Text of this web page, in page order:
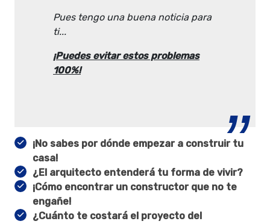
Pues tengo una buena noticia para
ti...
¡Puedes evitar estos problemas
100%!
¡No sabes por dónde empezar a construir tu
casa!
¿El arquitecto entenderá tu forma de vivir?
¡Cómo encontrar un constructor que no te
engañe!
¿Cuánto te costará el proyecto del